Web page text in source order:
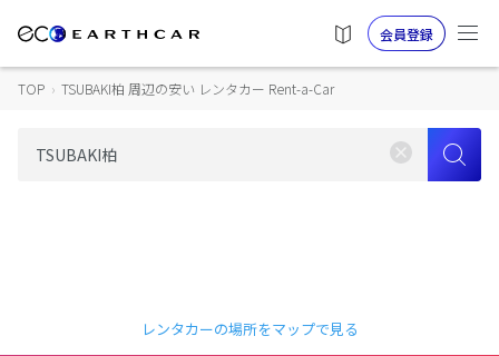
会員登録
TOP › TSUBAKI柏 周辺の安い レンタカー Rent-a-Car
レンタカーの場所をマップで見る